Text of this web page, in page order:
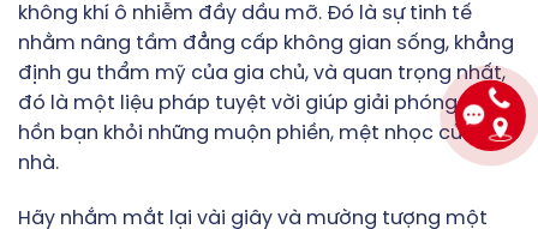
không khí ô nhiễm đầy dầu mỡ. Đó là sự tinh tế
nhằm nâng tầm đẳng cấp không gian sống, khẳng
định gu thẩm mỹ của gia chủ, và quan trọng nhất,
đó là một liệu pháp tuyệt vời giúp giải phóng tâm
hồn bạn khỏi những muộn phiền, mệt nhọc của việc
nhà.
Hãy nhắm mắt lại vài giây và mường tượng một